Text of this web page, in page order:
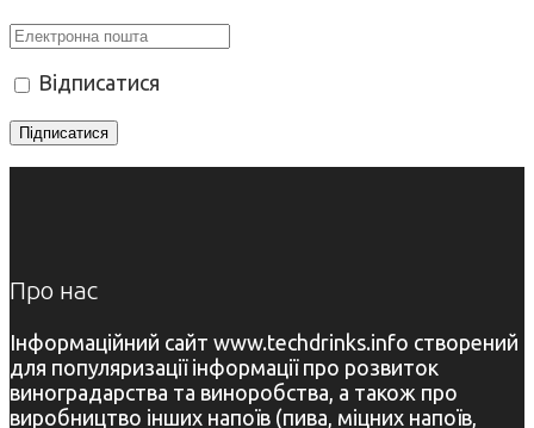
Відписатися
Про нас
Інформаційний сайт www.techdrinks.info створений
для популяризації інформації про розвиток
виноградарства та виноробства, а також про
виробництво інших напоїв (пива, міцних напоїв,